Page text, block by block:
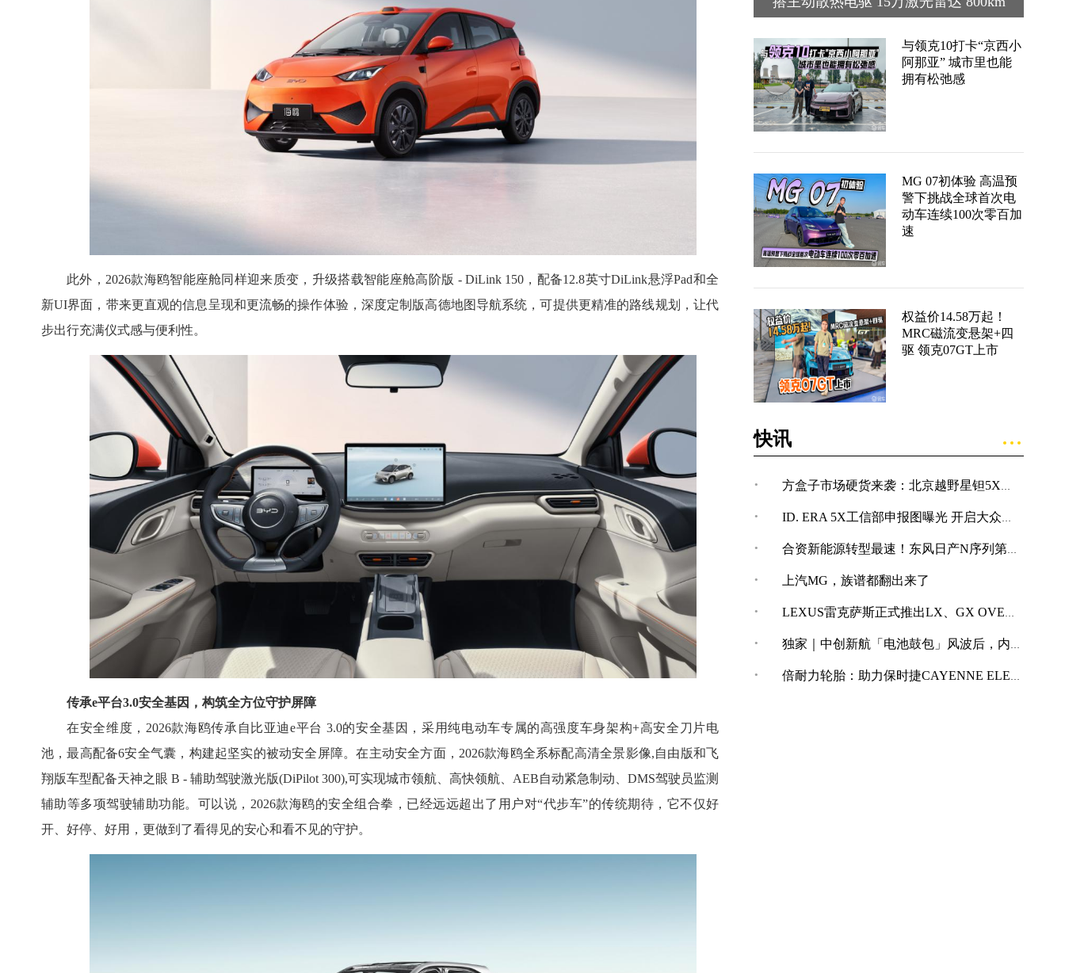
此外，2026款海鸥智能座舱同样迎来质变，升级搭载智能座舱高阶版 - DiLink 150，配备12.8英寸DiLink悬浮Pad和全
新UI界面，带来更直观的信息呈现和更流畅的操作体验，深度定制版高德地图导航系统，可提供更精准的路线规划，让代
步出行充满仪式感与便利性。
传承e平台3.0安全基因，构筑全方位守护屏障
在安全维度，2026款海鸥传承自比亚迪e平台 3.0的安全基因，采用纯电动车专属的高强度车身架构+高安全刀片电
池，最高配备6安全气囊，构建起坚实的被动安全屏障。在主动安全方面，2026款海鸥全系标配高清全景影像,自由版和飞
翔版车型配备天神之眼 B - 辅助驾驶激光版(DiPilot 300),可实现城市领航、高快领航、AEB自动紧急制动、DMS驾驶员监测
辅助等多项驾驶辅助功能。可以说，2026款海鸥的安全组合拳，已经远远超出了用户对“代步车”的传统期待，它不仅好
开、好停、好用，更做到了看得见的安心和看不见的守护。
与领克10打卡“京西小
阿那亚” 城市里也能
拥有松弛感
MG 07初体验 高温预
警下挑战全球首次电
动车连续100次零百加
速
权益价14.58万起！
MRC磁流变悬架+四
驱 领克07GT上市
快讯
· 方盒子市场硬货来袭：北京越野星钽5X完成申报
· ID. ERA 5X工信部申报图曝光 开启大众纯电SUV新体验
· 合资新能源转型最速！东风日产N序列第四款车型NX7亮相
· 上汽MG，族谱都翻出来了
· LEXUS雷克萨斯正式推出LX、GX OVERTRAIL“黑马藏金版”车型
· 独家｜中创新航「电池鼓包」风波后，内部紧急开展技术改革
· 倍耐力轮胎：助力保时捷CAYENNE ELECTRIC创纪录加速表现